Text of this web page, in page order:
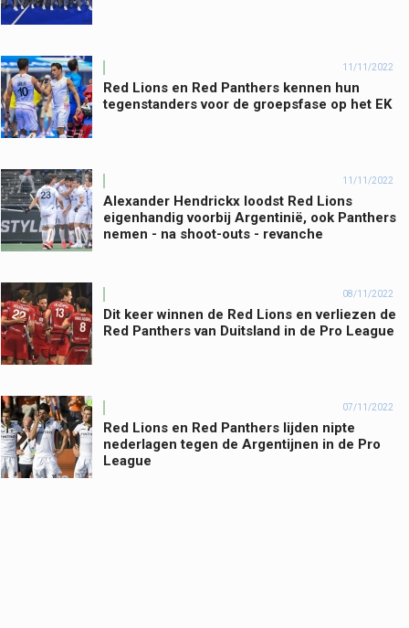
11/11/2022
Red Lions en Red Panthers kennen hun
tegenstanders voor de groepsfase op het EK
11/11/2022
Alexander Hendrickx loodst Red Lions
eigenhandig voorbij Argentinië, ook Panthers
nemen - na shoot-outs - revanche
08/11/2022
Dit keer winnen de Red Lions en verliezen de
Red Panthers van Duitsland in de Pro League
07/11/2022
Red Lions en Red Panthers lijden nipte
nederlagen tegen de Argentijnen in de Pro
League